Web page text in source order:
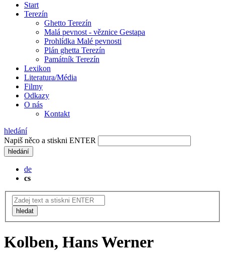
Start
Terezín
Ghetto Terezín
Malá pevnost - věznice Gestapa
Prohlídka Malé pevnosti
Plán ghetta Terezín
Památník Terezín
Lexikon
Literatura/Média
Filmy
Odkazy
O nás
Kontakt
hledání
Napiš něco a stiskni ENTER
hledání
de
cs
hledat
Kolben, Hans Werner